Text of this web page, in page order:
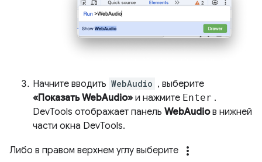
Начните вводить WebAudio , выберите
«Показать WebAudio» и нажмите Enter .
DevTools отображает панель WebAudioв нижней
части окна DevTools.
Либо в правом верхнем углу выберите more_vert